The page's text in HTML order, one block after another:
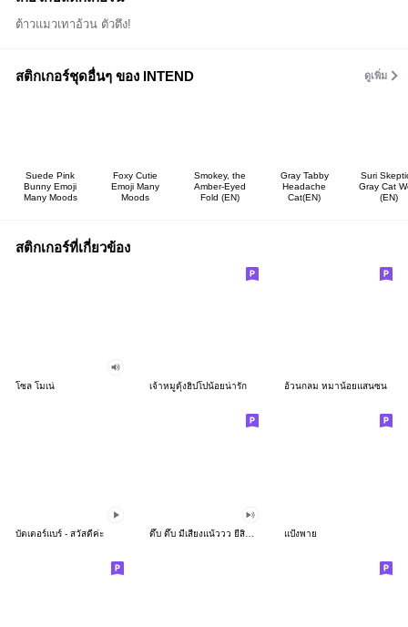
ต้าวแมวเทาอ้วน ตัวตึง!
สติกเกอร์ชุดอื่นๆ ของ INTEND ดูเพิ่ม
Suede Pink
Bunny Emoji
Many Moods
Foxy Cutie
Emoji Many
Moods
Smokey, the
Amber-Eyed
Fold (EN)
Gray Tabby
Headache
Cat(EN)
Suri
Gray Cat
(EN)
สติกเกอร์ที่เกี่ยวข้อง
โซล โมเน่ เจ้าหมูดุ้งฮิปโปน้อยน่ารัก อ้วนกลม หมาน้อยแสนซน
บัตเตอร์แบร์ - สวัสดีค่ะ แป้งพาย